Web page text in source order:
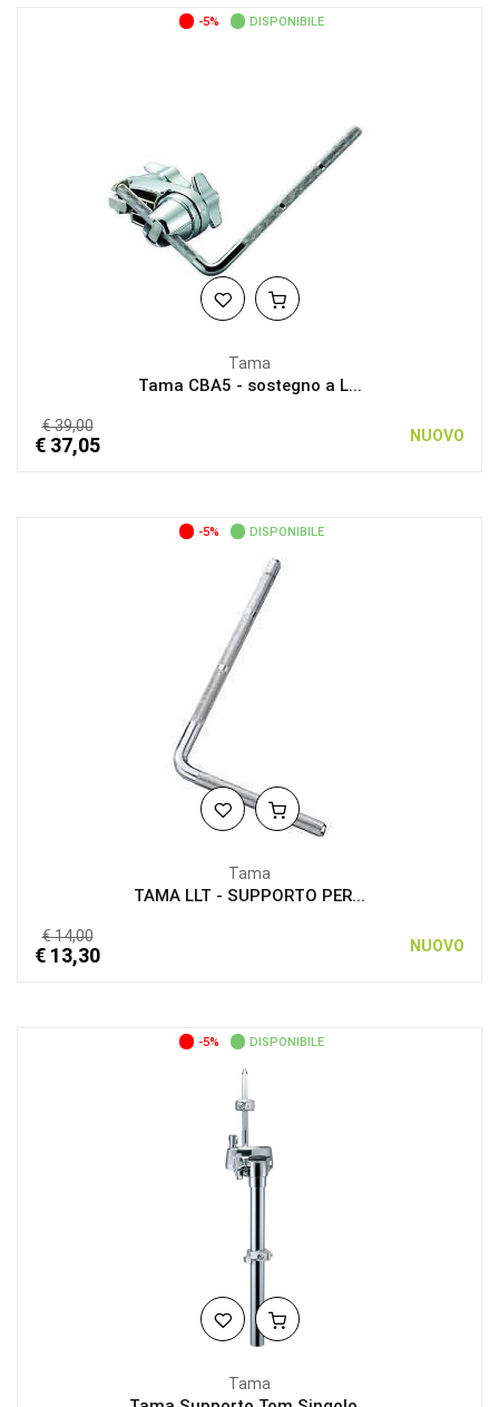
-5% DISPONIBILE
Tama
Tama CBA5 - sostegno a L...
€ 39,00
€ 37,05 NUOVO
-5% DISPONIBILE
Tama
TAMA LLT - SUPPORTO PER...
€ 14,00
€ 13,30 NUOVO
-5% DISPONIBILE
Tama